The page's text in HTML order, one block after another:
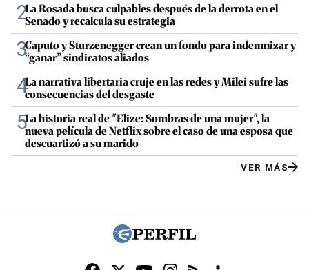
2La Rosada busca culpables después de la derrota en el
Senado y recalcula su estrategia
3Caputo y Sturzenegger crean un fondo para indemnizar y
“ganar” sindicatos aliados
4La narrativa libertaria cruje en las redes y Milei sufre las
consecuencias del desgaste
5La historia real de "Elize: Sombras de una mujer", la
nueva película de Netflix sobre el caso de una esposa que
descuartizó a su marido
VER MÁS